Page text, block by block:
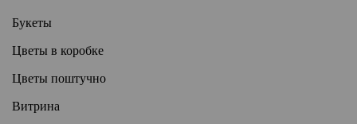
Букеты
Цветы в коробке
Цветы поштучно
Витрина